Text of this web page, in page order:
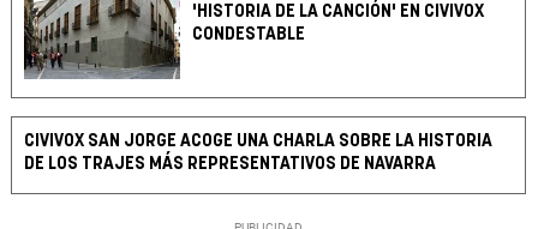
'HISTORIA DE LA CANCIÓN' EN CIVIVOX
CONDESTABLE
CIVIVOX SAN JORGE ACOGE UNA CHARLA SOBRE LA HISTORIA
DE LOS TRAJES MÁS REPRESENTATIVOS DE NAVARRA